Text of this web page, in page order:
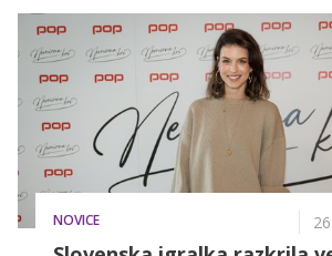
si zagotovite ekskluzivne nagrade.
enostavno prek naših uradnih profilov.
NOVICE